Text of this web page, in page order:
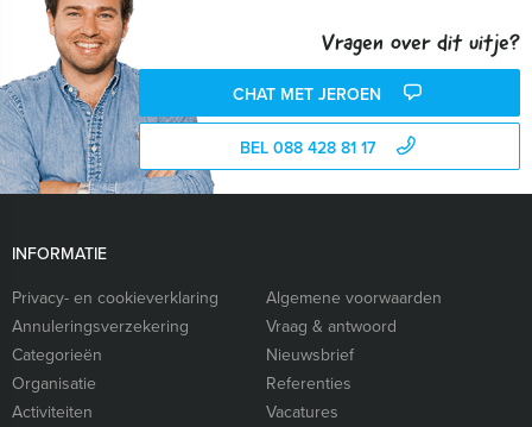
Vragen over dit uitje?
CHAT MET JEROEN
BEL 088 428 81 17
INFORMATIE
Privacy- en cookieverklaring
Algemene voorwaarden
Annuleringsverzekering
Vraag & antwoord
Categorieën
Nieuwsbrief
Organisatie
Referenties
Activiteiten
Vacatures